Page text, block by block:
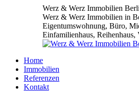
Werz & Werz Immobilien
Werz & Werz Immobilien in
Eigentumswohnung, Büro,
Einfamilienhaus,
Home
Immobilien
Referenzen
Kontakt